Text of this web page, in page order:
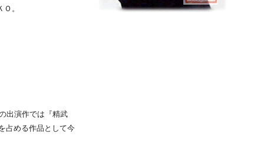
。
出演作では『精武
占める作品として今